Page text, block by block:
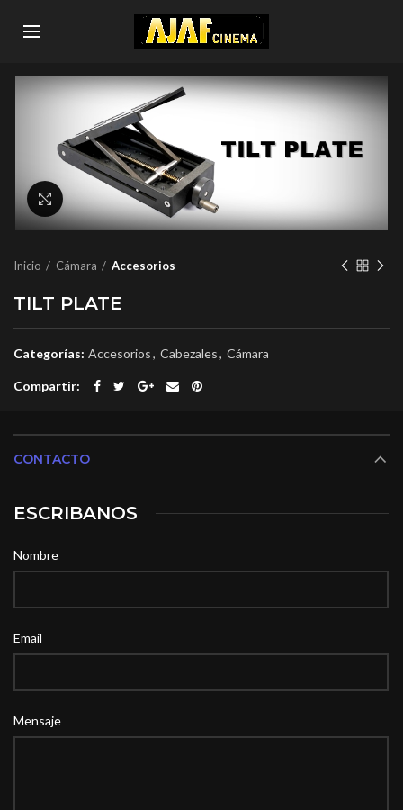
Click to enlarge
Inicio Cámara Accesorios
TILT PLATE
Categorías: Accesorios, Cabezales, Cámara
Compartir
CONTACTO
ESCRIBANOS
Nombre
Email
Mensaje